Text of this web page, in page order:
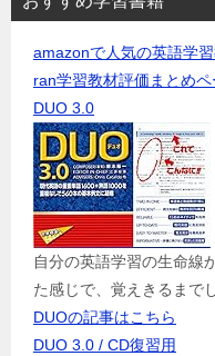
amazonで人気の英語学
ran学習教材評価まとめペ
DUO 3.0
自分の英語学習の生命線
た感じで、覚えきるまで
DUOの記事はこちら
DUO 3.0 / CD復習用